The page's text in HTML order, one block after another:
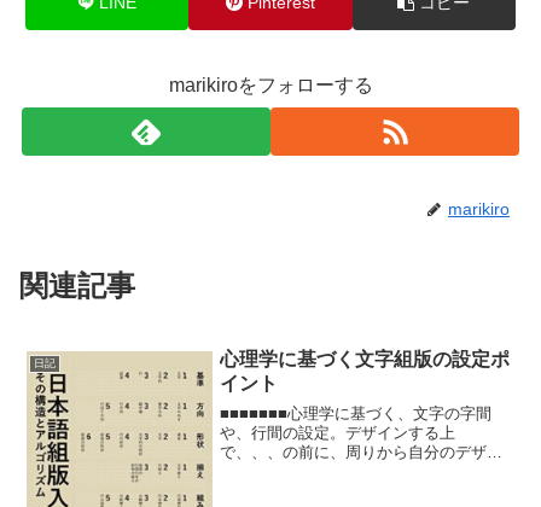
marikiroをフォローする
marikiro
関連記事
日記
心理学に基づく文字組版の設定ポ
イント
■■■■■■■心理学に基づく、文字の字間
や、行間の設定。デザインする上
で、、、の前に、周りから自分のデザイ